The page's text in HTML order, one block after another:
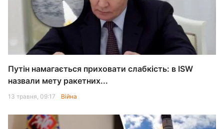
Путін намагається приховати слабкість: в ISW
назвали мету ракетних...
13 травня, 09:17 Війна